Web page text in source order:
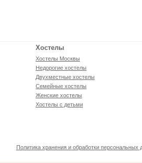
Хостелы
Хостелы Москвы
Недорогие хостелы
Двухместные хостелы
Семейные хостелы
Женские хостелы
Хостелы с детьми
Политика хранения и обработки персональных